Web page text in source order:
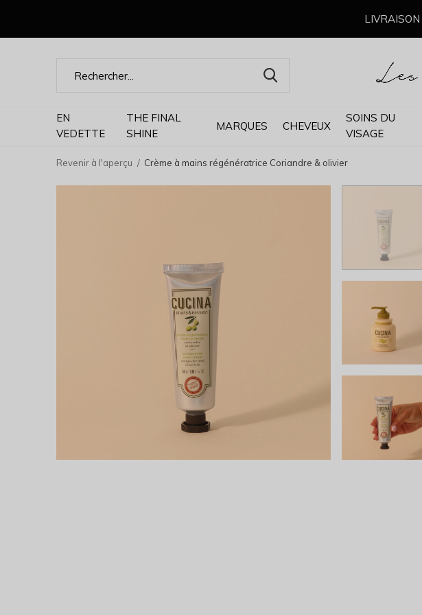
EN
VEDETTE
THE FINAL
SHINE
MARQUES CHEVEUX
SOINS DU
VISAGE
Revenir à l'aperçu Crème à mains régénératrice Coriandre & olivier